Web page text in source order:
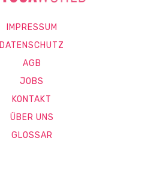
IMPRESSUM
DATENSCHUTZ
AGB
JOBS
KONTAKT
ÜBER UNS
GLOSSAR